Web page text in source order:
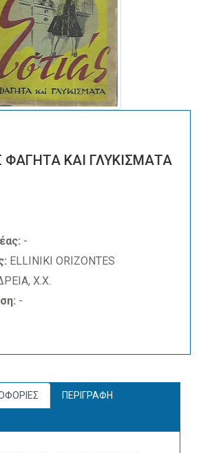
ΦΑΓΗΤΑ ΚΑΙ ΓΛΥΚΙΣΜΑΤΑ
-
ELLINIKI ORIZONTES
Χ.Χ.
-
ΠΕΡΙΓΡΑΦΗ